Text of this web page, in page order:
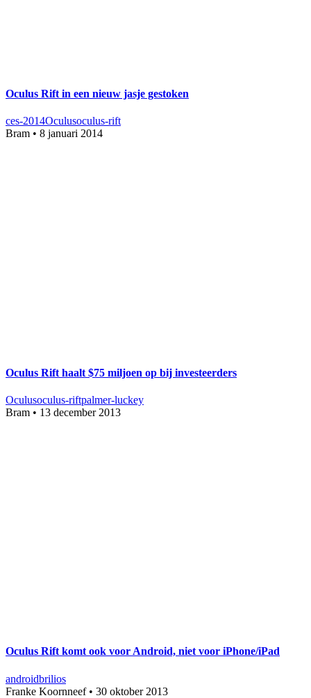
Oculus Rift in een nieuw jasje gestoken
ces-2014Oculusoculus-rift
Bram • 8 januari 2014
Oculus Rift haalt $75 miljoen op bij investeerders
Oculusoculus-riftpalmer-luckey
Bram • 13 december 2013
Oculus Rift komt ook voor Android, niet voor iPhone/iPad
androidbrilios
Franke Koornneef• 30 oktober 2013